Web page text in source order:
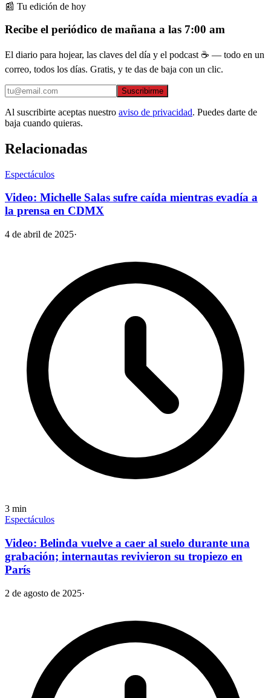
📰 Tu edición de hoy
Recibe el periódico de mañana a las 7:00 am
El diario para hojear, las claves del día y el podcast ☕ — todo en un
correo, todos los días. Gratis, y te das de baja con un clic.
Suscribirme
Al suscribirte aceptas nuestro aviso de privacidad. Puedes darte de
baja cuando quieras.
Relacionadas
Espectáculos
Video: Michelle Salas sufre caída mientras evadía a
la prensa en CDMX
4 de abril de 2025·
3 min
Espectáculos
Video: Belinda vuelve a caer al suelo durante una
grabación; internautas revivieron su tropiezo en
París
2 de agosto de 2025·